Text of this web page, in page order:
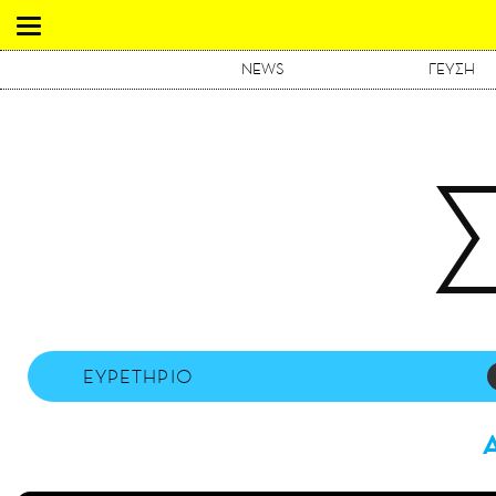
NEWS ΓΕΥΣΗ
ΕΥΡΕΤΗΡΙΟ